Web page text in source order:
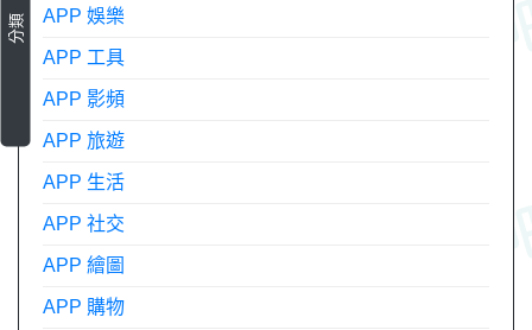
分類 APP 娛樂
APP 工具
APP 影頻
APP 旅遊
APP 生活
APP 社交
APP 繪圖
APP 購物